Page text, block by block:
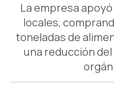
La empresa
locales,
toneladas de
una reducción